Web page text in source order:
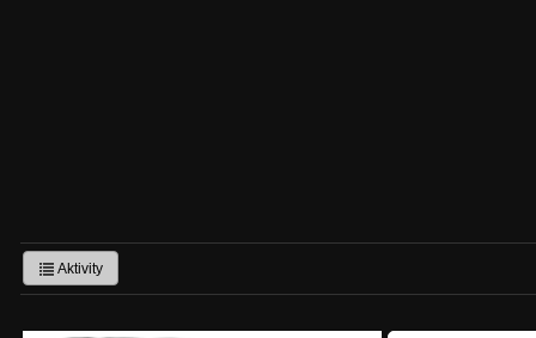
Aktivity